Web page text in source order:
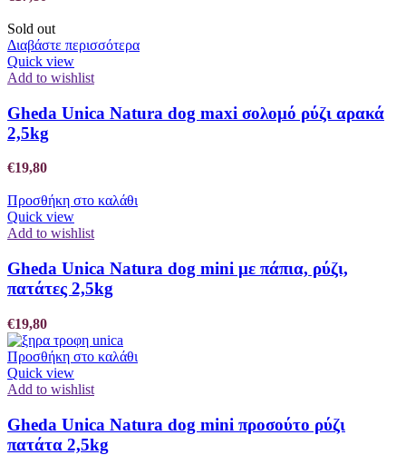
Sold out
Διαβάστε περισσότερα
Quick view
Add to wishlist
Gheda Unica Natura dog maxi σολομό ρύζι αρακά
2,5kg
€19,80
Προσθήκη στο καλάθι
Quick view
Add to wishlist
Gheda Unica Natura dog mini με πάπια, ρύζι,
πατάτες 2,5kg
€19,80
Προσθήκη στο καλάθι
Quick view
Add to wishlist
Gheda Unica Natura dog mini προσούτο ρύζι
πατάτα 2,5kg